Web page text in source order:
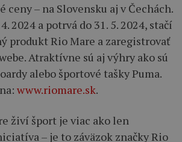
ceny – na Slovensku aj v Čechách.
2024 a potrvá do 31. 5. 2024, stačí
produkt Rio Mare a zaregistrovať
Atraktívne sú aj výhry ako sú
alebo športové tašky Puma.
www.riomare.sk.
živí šport je viac ako len
– je to záväzok značky Rio